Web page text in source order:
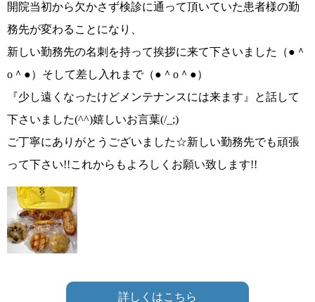
開院当初から欠かさず検診に通って頂いていた患者様の勤
務先が変わることになり、
新しい勤務先の名刺を持って挨拶に来て下さいました（●＾
o＾●）そして差し入れまで（●＾o＾●）
『少し遠くなったけどメンテナンスには来ます』と話して
下さいました(^^)嬉しいお言葉(/_;)
ご丁寧にありがとうございました☆新しい勤務先でも頑張
って下さい!!これからもよろしくお願い致します!!
詳しくはこちら